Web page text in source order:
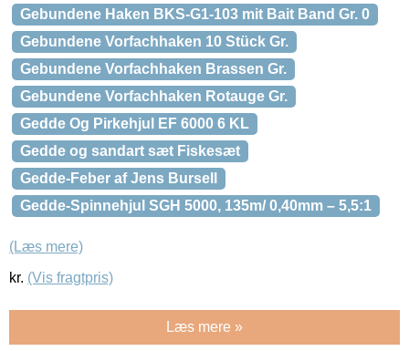
Gebundene Haken BKS-G1-103 mit Bait Band Gr. 0
Gebundene Vorfachhaken 10 Stück Gr.
Gebundene Vorfachhaken Brassen Gr.
Gebundene Vorfachhaken Rotauge Gr.
Gedde Og Pirkehjul EF 6000 6 KL
Gedde og sandart sæt Fiskesæt
Gedde-Feber af Jens Bursell
Gedde-Spinnehjul SGH 5000, 135m/ 0,40mm – 5,5:1
(Læs mere)
kr. (Vis fragtpris)
Læs mere »